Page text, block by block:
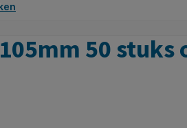
50 stuks